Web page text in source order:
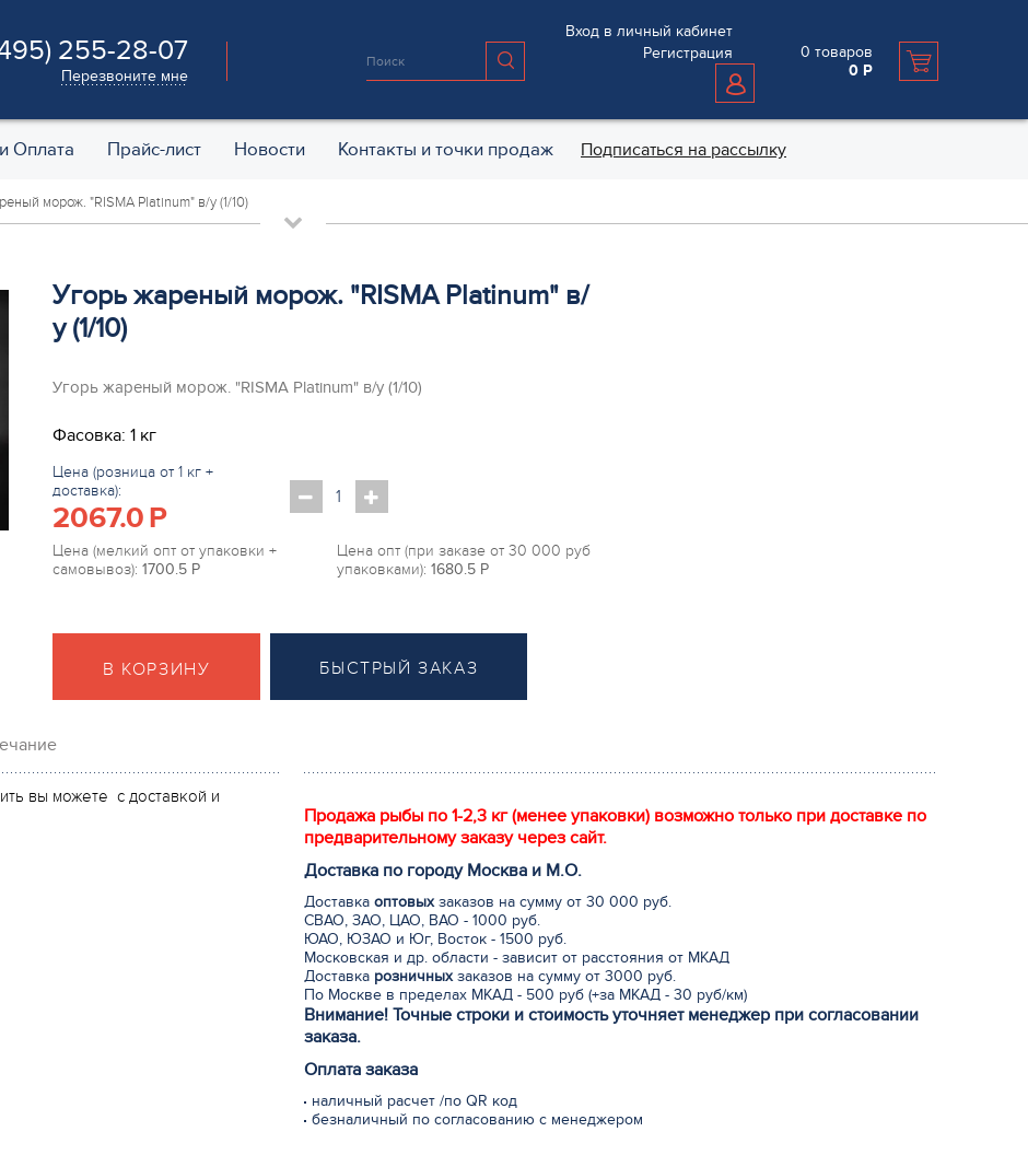
255-28-07
Перезвоните мне
Вход в личный кабинет
Регистрация
0 товаров
0 Р
Оплата Прайс-лист Новости Контакты и точки продаж Подписаться на рассылку
морож. "RISMA Platinum" в/у (1/10)
Угорь жареный морож. "RISMA Platinum" в/
у (1/10)
Угорь жареный морож. "RISMA Platinum" в/у (1/10)
Фасовка: 1 кг
Цена (розница от 1 кг +
доставка):
2067.0P
Цена (мелкий опт от упаковки +
самовывоз): 1700.5 P
Цена опт (при заказе от 30 000 руб
упаковками): 1680.5 P
В КОРЗИНУ БЫСТРЫЙ ЗАКАЗ
вы можете с доставкой и
Продажа рыбы по 1-2,3 кг (менее упаковки) возможно только при доставке по
предварительному заказу через сайт.
Доставка по городу Москва и М.О.
Доставка оптовыхзаказов на сумму от 30 000 руб.
СВАО, ЗАО, ЦАО, ВАО - 1000 руб.
ЮАО, ЮЗАО и Юг, Восток - 1500 руб.
Московская и др. области - зависит от расстояния от МКАД
Доставка розничныхзаказов на сумму от 3000 руб.
По Москве в пределах МКАД - 500 руб (+за МКАД - 30 руб/км)
Внимание! Точные строки и стоимость уточняет менеджер при согласовании
заказа.
Оплата заказа
наличный расчет /по QR код
безналичный по согласованию с менеджером